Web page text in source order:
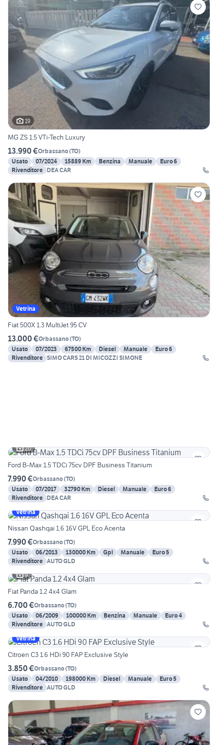
19
MG ZS 1.5 VTi-Tech Luxury
13.990 €Orbassano(TO)
Usato
07/2024 15889 Km Benzina Manuale
Euro 6
Rivenditore DEA CAR
Vetrina
Fiat 500X 1.3 MultiJet 95 CV
13.000 €Orbassano(TO)
Usato
07/2023 67500 Km Diesel Manuale
Euro 6
Rivenditore SIMO CARS 21 DI MICOZZI SIMONE
20
Ford B-Max 1.5 TDCi 75cv DPF Business Titanium
7.990 €Orbassano(TO)
Usato
07/2017 32790 Km Diesel Manuale
Euro 6
Rivenditore DEA CAR
Vetrina
Nissan Qashqai 1.6 16V GPL Eco Acenta
7.990 €Orbassano(TO)
Usato
06/2013 130000 Km Gpl Manuale
Euro 5
Rivenditore AUTO GLD
9
Fiat Panda 1.2 4x4 Glam
6.700 €Orbassano(TO)
Usato
06/2009 100000 Km Benzina Manuale
Euro 4
Rivenditore AUTO GLD
Vetrina
Citroen C3 1.6 HDi 90 FAP Exclusive Style
3.850 €Orbassano(TO)
Usato
04/2010 198000 Km Diesel Manuale
Euro 5
Rivenditore AUTO GLD